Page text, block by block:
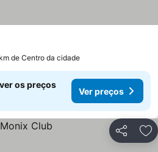
de Centro da cidade
os preços
Ver preços
Partilhar